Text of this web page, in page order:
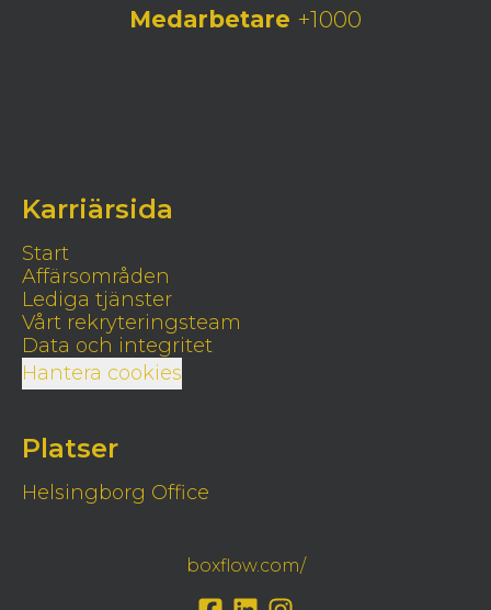
Medarbetare +1000
Karriärsida
Start
Affärsområden
Lediga tjänster
Vårt rekryteringsteam
Data och integritet
Hantera cookies
Platser
Helsingborg Office
boxflow.com/